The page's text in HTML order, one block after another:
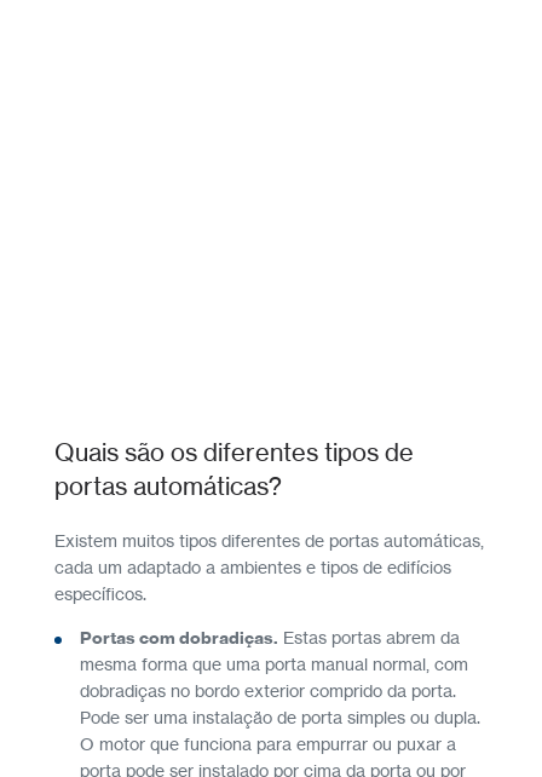
Quais são os diferentes tipos de
portas automáticas?
Existem muitos tipos diferentes de portas automáticas,
cada um adaptado a ambientes e tipos de edifícios
específicos.
Portas com dobradiças. Estas portas abrem da
mesma forma que uma porta manual normal, com
dobradiças no bordo exterior comprido da porta.
Pode ser uma instalação de porta simples ou dupla.
O motor que funciona para empurrar ou puxar a
porta pode ser instalado por cima da porta ou por